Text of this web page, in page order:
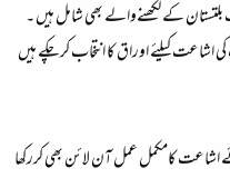
کے لکھنےوالے بھی شامل ہیں ۔
کیلئے اوراق کا انتخاب کر چکے ہیں
اشاعت کامکمل عمل آن لائن بھی کررکھا